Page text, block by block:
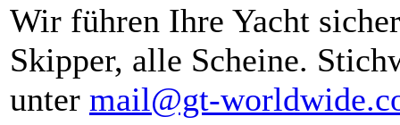
Wir führen Ihre Yacht
Skipper, alle Scheine.
unter mail@gt-